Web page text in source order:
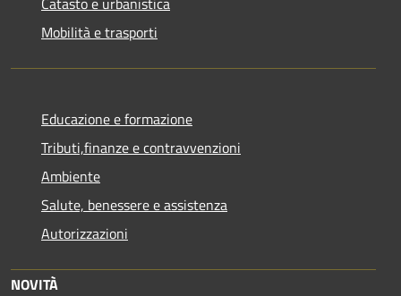
Mobilità e trasporti
Educazione e formazione
Tributi,finanze e contravvenzioni
Ambiente
Salute, benessere e assistenza
Autorizzazioni
NOVITÀ